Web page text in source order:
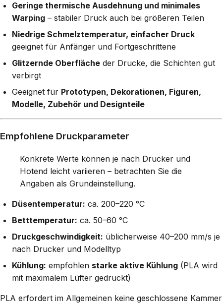
Geringe thermische Ausdehnung und minimales
Warping – stabiler Druck auch bei größeren Teilen
Niedrige Schmelztemperatur, einfacher Druck
geeignet für Anfänger und Fortgeschrittene
Glitzernde Oberfläche der Drucke, die Schichten gut
verbirgt
Geeignet für Prototypen, Dekorationen, Figuren,
Modelle, Zubehör und Designteile
Empfohlene Druckparameter
Konkrete Werte können je nach Drucker und
Hotend leicht variieren – betrachten Sie die
Angaben als Grundeinstellung.
Düsentemperatur: ca. 200–220 °C
Betttemperatur: ca. 50–60 °C
Druckgeschwindigkeit: üblicherweise 40–200 mm/s je
nach Drucker und Modelltyp
Kühlung: empfohlen starke aktive Kühlung (PLA wird
mit maximalem Lüfter gedruckt)
PLA erfordert im Allgemeinen keine geschlossene Kammer